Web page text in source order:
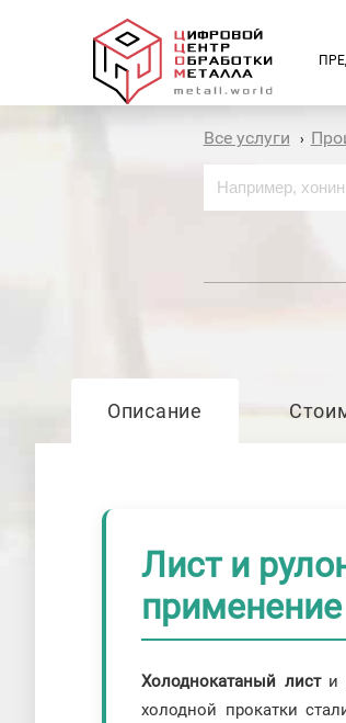
Все услуги ›
Описание
Лист и
применение
Холоднокатаный листи
холодной прокатки